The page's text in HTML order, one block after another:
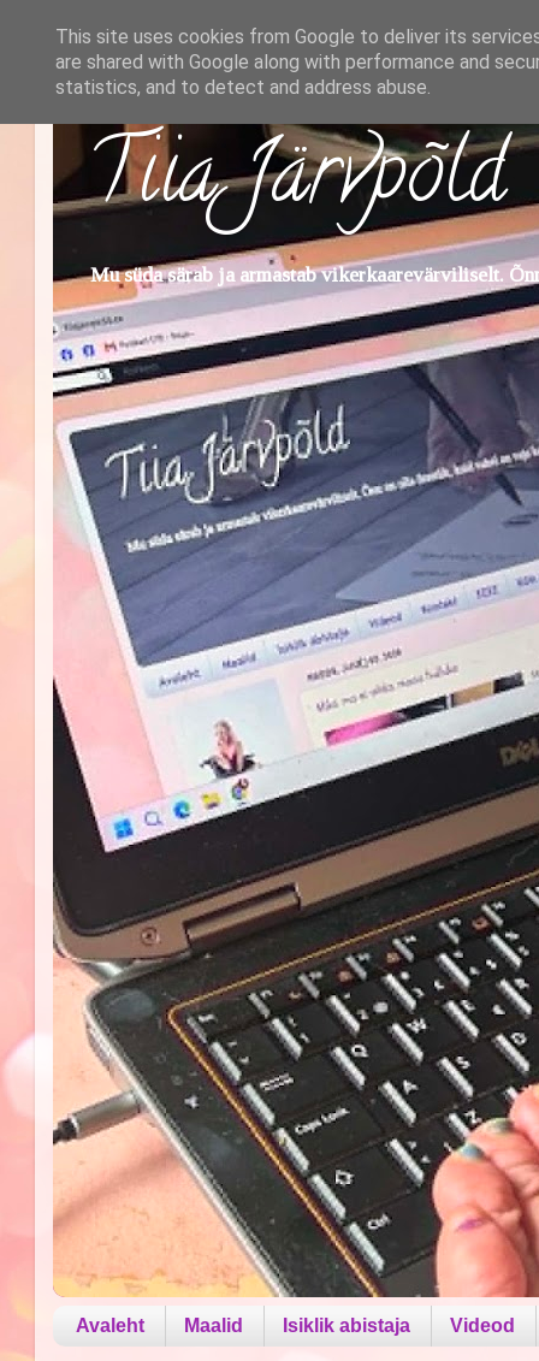
Tiia Järvpõld
Mu süda särab ja armastab vikerkaarevärviliselt.
Avaleht Maalid Isiklik abistaja Videod
This site uses cookies from Google to deliver its
are shared with Google along with performance and
statistics, and to detect and address abuse.